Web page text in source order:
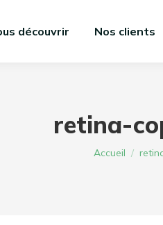
découvrir Nos clients
retina-
Vous êtes ici :
Accueil